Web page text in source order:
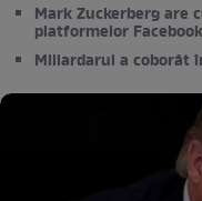
Mark Zuckerberg are
platformelor
Miliardarul a coborât